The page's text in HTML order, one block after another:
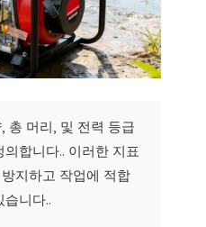
총 머리, 및 전력 등급
합니다.. 이러한 지표
지하고 작업에 적합
니다..